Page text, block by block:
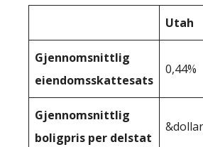
Utah
Gjennomsnittlig
eiendomsskattesats
0,44%
Gjennomsnittlig
boligpris per delstat